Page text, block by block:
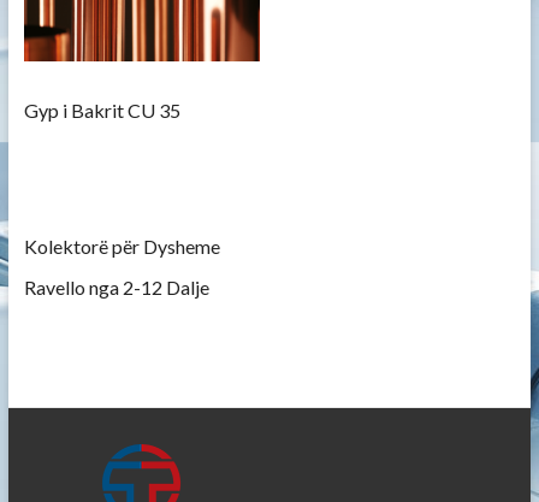
Gyp i Bakrit CU 35
Kolektorë për Dysheme
Ravello nga 2-12 Dalje